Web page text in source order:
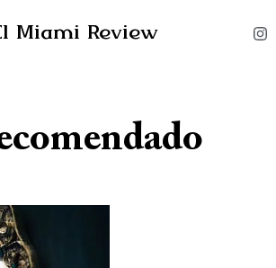
Miami Review